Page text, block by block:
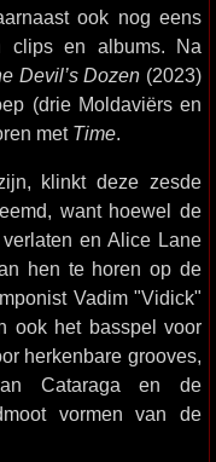
ook nog eens
clips en albums. Na
Devil’s Dozen (2023)
(drie Moldaviërs en
met Time.
klinkt deze zesde
want hoewel de
en Alice Lane
hen te horen op de
Vadim "Vidick"
ook het basspel voor
herkenbare grooves,
Cataraga en de
vormen van de